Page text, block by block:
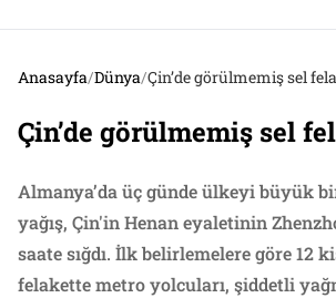
Anasayfa/Dünya/Çin’de görülmemiş sel
Çin’de görülmemiş sel
Almanya’da üç günde ülkeyi büyük
yağış, Çin'in Henan eyaletinin
saate sığdı. İlk belirlemelere göre 12
felakette metro yolcuları, şiddetli